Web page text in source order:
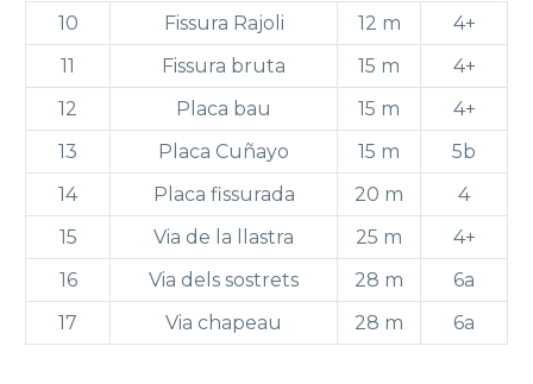
10 Fissura Rajoli 12 m
4+
11
Fissura bruta 15 m
4+
12
Placa bau 15 m
4+
13
Placa Cuñayo 15 m
5b
14
Placa fissurada 20 m
4
15
Via de la llastra 25 m
4+
16
Via dels sostrets 28 m
6a
17
Via chapeau 28 m 6a